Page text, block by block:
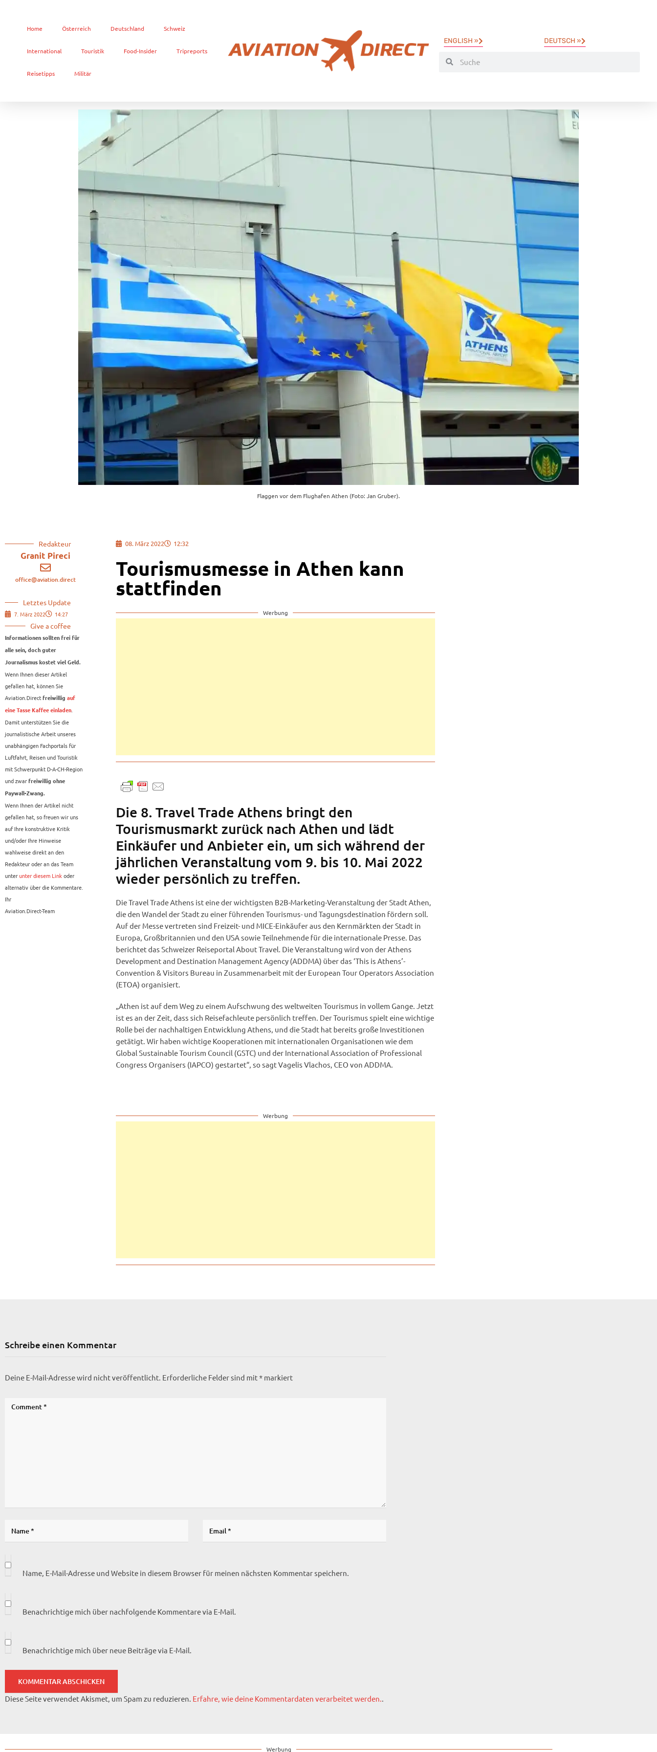
Home Österreich Deutschland Schweiz
International Touristik Food-Insider Tripreports
Reisetipps Militär
ENGLISH » DEUTSCH »
Flaggen vor dem Flughafen Athen (Foto: Jan Gruber).
Redakteur
Granit Pireci
office@aviation.direct
Letztes Update
7. März 2022 14:27
Give a coffee
Informationen sollten frei für
alle sein, doch guter
Journalismus kostet viel Geld.
Wenn Ihnen dieser Artikel
gefallen hat, können Sie
Aviation.Direct freiwillig auf
eine Tasse Kaffee einladen.
Damit unterstützen Sie die
journalistische Arbeit unseres
unabhängigen Fachportals für
Luftfahrt, Reisen und Touristik
mit Schwerpunkt D-A-CH-Region
und zwar freiwillig ohne
Paywall-Zwang.
Wenn Ihnen der Artikel nicht
gefallen hat, so freuen wir uns
auf Ihre konstruktive Kritik
und/oder Ihre Hinweise
wahlweise direkt an den
Redakteur oder an das Team
unterunter diesem Linkoder
alternativ über die Kommentare.
Ihr
Aviation.Direct-Team
08. März 2022 12:32
Tourismusmesse in Athen kann
stattfinden
Werbung
Die 8. Travel Trade Athens bringt den
Tourismusmarkt zurück nach Athen und lädt
Einkäufer und Anbieter ein, um sich während der
jährlichen Veranstaltung vom 9. bis 10. Mai 2022
wieder persönlich zu treffen.
Die Travel Trade Athens ist eine der wichtigsten B2B-Marketing-Veranstaltung der Stadt Athen,
die den Wandel der Stadt zu einer führenden Tourismus- und Tagungsdestination fördern soll.
Auf der Messe vertreten sind Freizeit- und MICE-Einkäufer aus den Kernmärkten der Stadt in
Europa, Großbritannien und den USA sowie Teilnehmende für die internationale Presse. Das
berichtet das Schweizer Reiseportal About Travel. Die Veranstaltung wird von der Athens
Development and Destination Management Agency (ADDMA) über das ‘This is Athens’-
Convention & Visitors Bureau in Zusammenarbeit mit der European Tour Operators Association
(ETOA) organisiert.
„Athen ist auf dem Weg zu einem Aufschwung des weltweiten Tourismus in vollem Gange. Jetzt
ist es an der Zeit, dass sich Reisefachleute persönlich treffen. Der Tourismus spielt eine wichtige
Rolle bei der nachhaltigen Entwicklung Athens, und die Stadt hat bereits große Investitionen
getätigt. Wir haben wichtige Kooperationen mit internationalen Organisationen wie dem
Global Sustainable Tourism Council (GSTC) und der International Association of Professional
Congress Organisers (IAPCO) gestartet“, so sagt Vagelis Vlachos, CEO von ADDMA.
Werbung
Schreibe einen Kommentar
Deine E-Mail-Adresse wird nicht veröffentlicht. Erforderliche Felder sind mit* markiert
Name, E-Mail-Adresse und Website in diesem Browser für meinen nächsten Kommentar speichern.
Benachrichtige mich über nachfolgende Kommentare via E-Mail.
Benachrichtige mich über neue Beiträge via E-Mail.
Diese Seite verwendet Akismet, um Spam zu reduzieren. Erfahre, wie deine Kommentardaten verarbeitet werden..
Werbung